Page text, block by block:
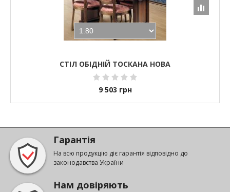
СТІЛ ОБІДНІЙ ТОСКАНА НОВА
9 503 грн
Гарантія
На всю продукцію діє гарантія відповідно до
законодавства України
Нам довіряють